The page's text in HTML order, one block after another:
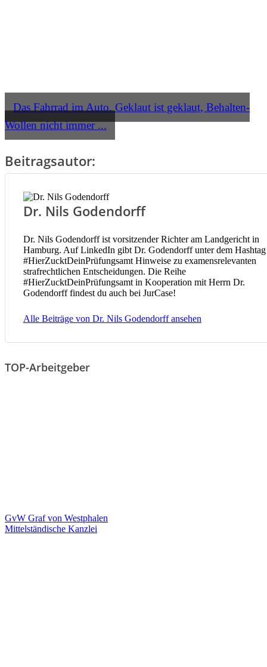
Das Fahrrad im Auto. Geklaut ist geklaut, Behalten-
Wollen nicht immer ...
Beitragsautor:
Dr. Nils Godendorff
Dr. Nils Godendorff ist vorsitzender Richter am Landgericht in
Hamburg. Auf LinkedIn gibt Dr. Godendorff unter dem Hashtag
#HierZucktDeinPrüfungsamt Hinweise zu examensrelevanten
strafrechtlichen Entscheidungen. Die Reihe
#HierZucktDeinPrüfungsamt in Kooperation mit Herrn Dr.
Godendorff findest du auch bei JurCase!
Alle Beiträge von Dr. Nils Godendorff ansehen
TOP-Arbeitgeber
GvW Graf von Westphalen
Mittelständische Kanzlei